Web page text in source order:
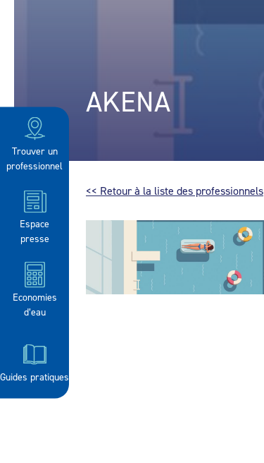
Trouver un
professionnel
Espace
presse
Economies
d’eau
Guides pratiques
AKENA
<< Retour à la liste des professionnels